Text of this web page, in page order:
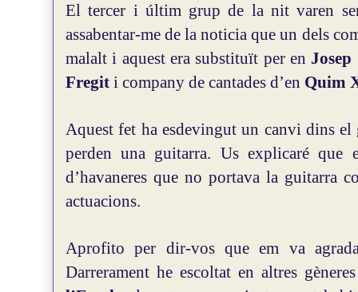
El tercer i últim grup de la nit varen
assabentar-me de la noticia que un dels
malalt i aquest era substituït per en
Fregit i company de cantades d’en Quim
Aquest fet ha esdevingut un canvi dins
perden una guitarra. Us explicaré que
d’havaneres que no portava la guitarra
actuacions.
Aprofito per dir-vos queem va
Darrerament he escoltat en altres